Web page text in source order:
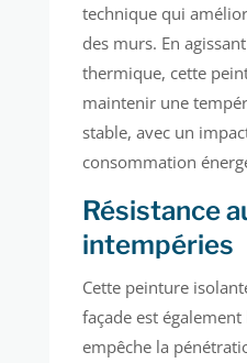
technique qui
des murs. En
thermique, cette
maintenir une
stable, avec un
consommation
Résistance
intempéries
Cette peinture
façade est
empêche la